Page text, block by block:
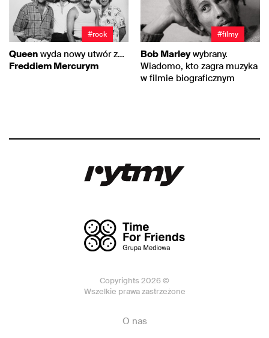
#rock
Queen wyda nowy utwór z…
Freddiem Mercurym
#filmy
Bob Marleywybrany.
Wiadomo, kto zagra muzyka
w filmie biograficznym
Copyrights 2026 ©
Wszelkie prawa zastrzeżone
O nas